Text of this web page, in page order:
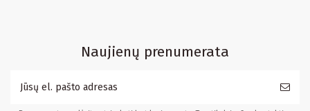
Naujienų prenumerata